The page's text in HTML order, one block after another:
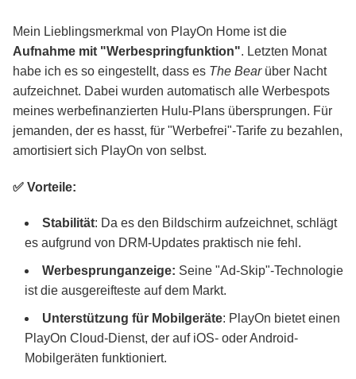
Mein Lieblingsmerkmal von PlayOn Home ist die
Aufnahme mit "Werbespringfunktion". Letzten Monat
habe ich es so eingestellt, dass es The Bearüber Nacht
aufzeichnet. Dabei wurden automatisch alle Werbespots
meines werbefinanzierten Hulu-Plans übersprungen. Für
jemanden, der es hasst, für "Werbefrei"-Tarife zu bezahlen,
amortisiert sich PlayOn von selbst.
✅ Vorteile:
Stabilität: Da es den Bildschirm aufzeichnet, schlägt
es aufgrund von DRM-Updates praktisch nie fehl.
Werbesprunganzeige: Seine "Ad-Skip"-Technologie
ist die ausgereifteste auf dem Markt.
Unterstützung für Mobilgeräte: PlayOn bietet einen
PlayOn Cloud-Dienst, der auf iOS- oder Android-
Mobilgeräten funktioniert.